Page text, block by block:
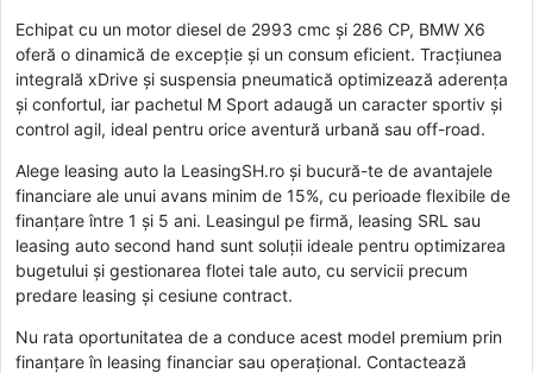
Echipat cu un motor diesel de 2993 cmc și 286 CP, BMW X6
oferă o dinamică de excepție și un consum eficient. Tracțiunea
integrală xDrive și suspensia pneumatică optimizează aderența
și confortul, iar pachetul M Sport adaugă un caracter sportiv și
control agil, ideal pentru orice aventură urbană sau off-road.
Alege leasing auto la LeasingSH.ro și bucură-te de avantajele
financiare ale unui avans minim de 15%, cu perioade flexibile de
finanțare între 1 și 5 ani. Leasingul pe firmă, leasing SRL sau
leasing auto second hand sunt soluții ideale pentru optimizarea
bugetului și gestionarea flotei tale auto, cu servicii precum
predare leasing și cesiune contract.
Nu rata oportunitatea de a conduce acest model premium prin
finanțare în leasing financiar sau operațional. Contactează